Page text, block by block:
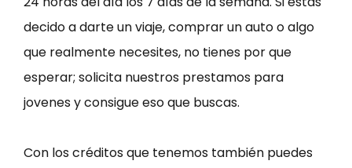
decido a darte un viaje, comprar un auto o algo
que realmente necesites, no tienes por que
esperar; solicita nuestros prestamos para
jovenes y consigue eso que buscas.
Con los créditos que tenemos también puedes